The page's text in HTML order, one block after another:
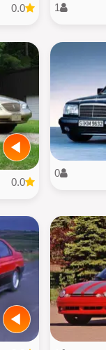
1
0.0
0
0.0